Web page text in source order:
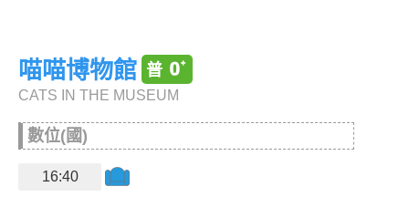
喵喵博物館
CATS IN THE MUSEUM
數位(國)
16:40